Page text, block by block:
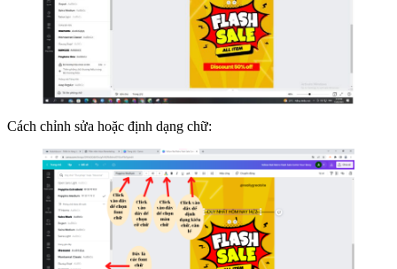
Cách chỉnh sửa hoặc định dạng chữ: